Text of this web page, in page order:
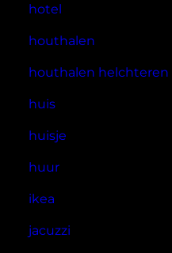
hotel
houthalen
houthalen helchteren
huis
huisje
huur
ikea
jacuzzi